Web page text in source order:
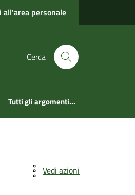
all'area personale
Cerca
Tutti gli argomenti...
Vedi azioni